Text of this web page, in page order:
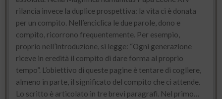
rilancia invece la duplice prospettiva: la vita ci è donata
per un compito. Nell’enciclica le due parole, dono e
compito, ricorrono frequentemente. Per esempio,
proprio nell’introduzione, si legge: “Ogni generazione
riceve in eredità il compito di dare forma al proprio
tempo”. L’obiettivo di queste pagine è tentare di cogliere,
almeno in parte, il significato del compito che ci attende.
Lo scritto è articolato in tre brevi paragrafi. Nel primo…